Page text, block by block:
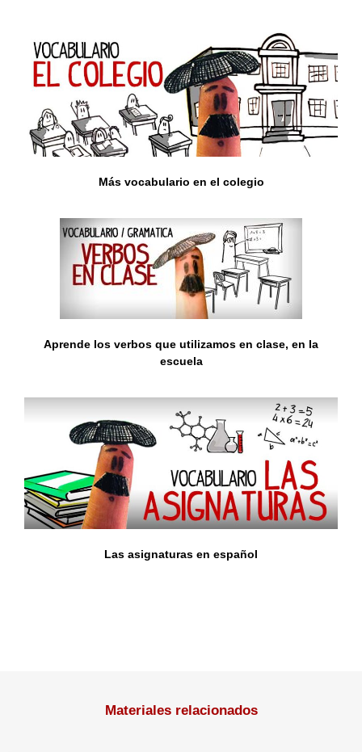
Más vocabulario en el colegio
Aprende los verbos que utilizamos en clase, en la
escuela
Las asignaturas en español
Materiales relacionados